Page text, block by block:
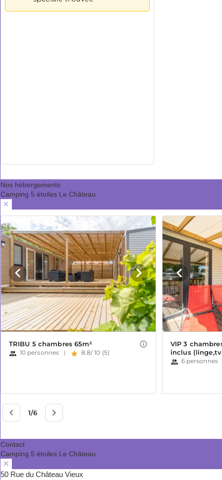
Nos hébergements
Camping 5 étoiles Le Château
Contact
Camping 5 étoiles Le Château
50 Rue du Château Vieux